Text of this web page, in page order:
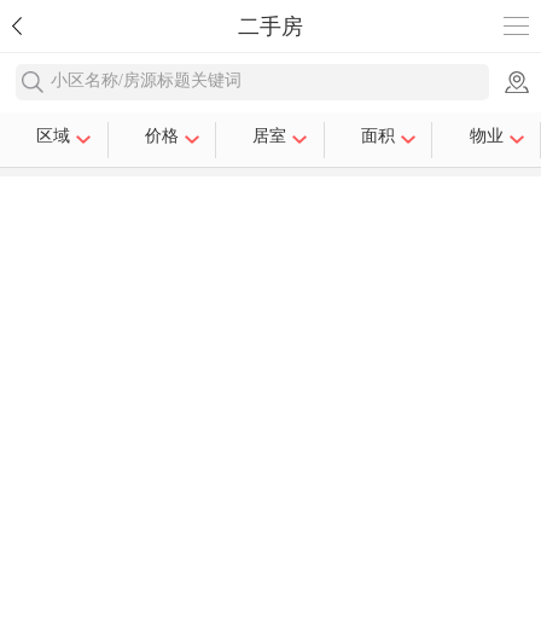
二手房
小区名称/房源标题关键词
区域 价格 居室 面积 物业